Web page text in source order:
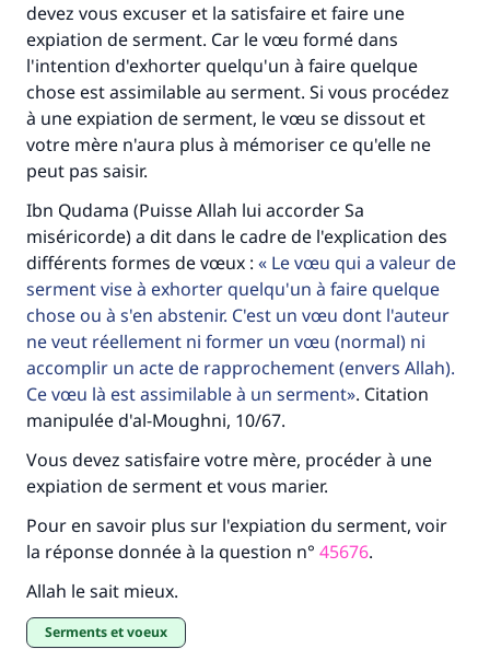
devez vous excuser et la satisfaire et faire une
expiation de serment. Car le vœu formé dans
l'intention d'exhorter quelqu'un à faire quelque
chose est assimilable au serment. Si vous procédez
à une expiation de serment, le vœu se dissout et
votre mère n'aura plus à mémoriser ce qu'elle ne
peut pas saisir.
Ibn Qudama (Puisse Allah lui accorder Sa
miséricorde) a dit dans le cadre de l'explication des
différents formes de vœux :
Le vœu qui a valeur de
serment vise à exhorter quelqu'un à faire quelque
chose ou à s'en abstenir. C'est un vœu dont l'auteur
ne veut réellement ni former un vœu (normal) ni
accomplir un acte de rapprochement (envers Allah).
Ce vœu là est assimilable à un serment . Citation
manipulée d'al-Moughni, 10/67.
Vous devez satisfaire votre mère, procéder à une
expiation de serment et vous marier.
Pour en savoir plus sur l'expiation du serment, voir
la réponse donnée à la question n° 45676.
Allah le sait mieux.
serments et voeux
Faites une différence dans la vie de
millions de personnes grâce à votre
contribution
Aidez nous à apporter des réponses.
Le Messager d'Allah (Paix sur lui) a dit:
"Celui qui indique une bonne action obtient la
même récompense que celui qui le fait."
(MOUSLIM 1893)
Soutenez IslamQA